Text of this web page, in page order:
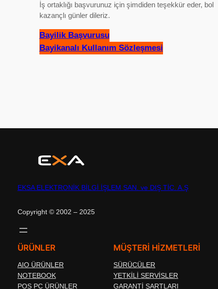
İş ortaklığı başvurunuz için şimdiden teşekkür eder, bol
kazançlı günler dileriz.
Bayilik Başvurusu
Bayikanalı Kullanım Sözleşmesi
EKSA ELEKTRONİK BİLGİ İŞLEM SAN. ve DIŞ TİC. A.Ş
Copyright © 2002 – 2025
ÜRÜNLER
AIO ÜRÜNLER
NOTEBOOK
POS PC ÜRÜNLER
MÜŞTERİ HİZMETLERİ
SÜRÜCÜLER
YETKİLİ SERVİSLER
GARANTİ ŞARTLARI